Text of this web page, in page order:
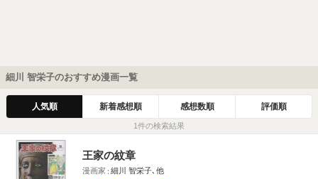
細川 智栄子のおすすめ漫画一覧
人気順 新着感想順 感想数順 評価順
1件の検索結果
王家の紋章
漫画家 細川 智栄子､他